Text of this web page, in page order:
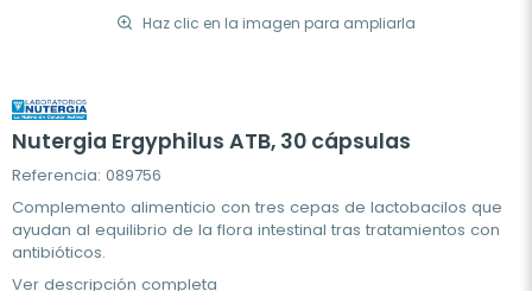
Haz clic en la imagen para ampliarla
Nutergia Ergyphilus ATB, 30 cápsulas
Referencia: 089756
Complemento alimenticio con tres cepas de lactobacilos que
ayudan al equilibrio de la flora intestinal tras tratamientos con
antibióticos.
Ver descripción completa